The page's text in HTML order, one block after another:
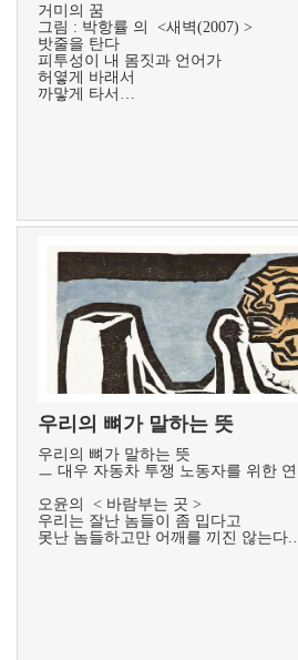
거미의 꿈
그림 : 박항률 의 <새벽(2007) >​
밧줄을 탄다
피투성이 내 몸짓과 언어가
허옇게 바래서
까맣게 타서…
우리의 뼈가 말하는 뜻
우리의 뼈가 말하는 뜻
ㅡ 대우 자동차 투쟁 노동자를 위한
오윤의 < 바람부는 곳 >​​
우리는 잘난 놈들이 좀 밉다고
못난 놈들하고만 어깨를 끼진 않는다